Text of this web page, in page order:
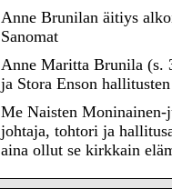
Anne Brunilan äitiys
Sanomat
Anne Maritta Brunila (s.
ja Stora Enson
Me Naisten Moninainen-
johtaja, tohtori ja
aina ollut se kirkkain